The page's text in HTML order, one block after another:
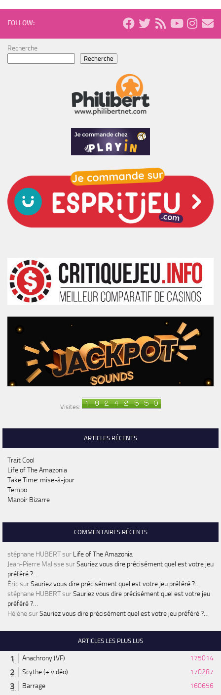
FOLLOW:
Recherche
Recherche
Visites:
ARTICLES RÉCENTS
Trait Cool
Life of The Amazonia
Take Time: mise-à-jour
Tembo
Manoir Bizarre
COMMENTAIRES RÉCENTS
stéphane HUBERTsur Life of The Amazonia
Jean-Pierre MalissesurSauriez vous dire précisément quel est votre jeu
préféré ?…
ÉricsurSauriez vous dire précisément quel est votre jeu préféré ?…
stéphane HUBERTsurSauriez vous dire précisément quel est votre jeu
préféré ?…
HélènesurSauriez vous dire précisément quel est votre jeu préféré ?…
ARTICLES LES PLUS LUS
Anachrony (VF)
175014
Scythe (+ vidéo)
170287
Barrage
160656